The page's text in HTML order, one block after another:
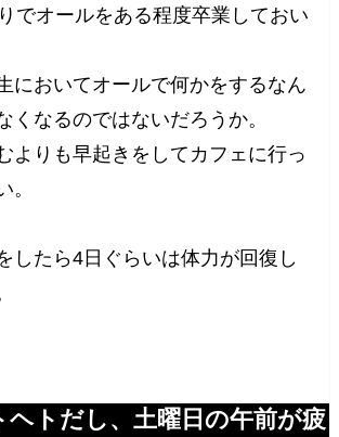
でオールをある程度卒業しておい
においてオールで何かをするなん
くなるのではないだろうか。
よりも早起きをしてカフェに行っ
。
したら4日ぐらいは体力が回復し
ヘトだし、土曜日の午前が疲